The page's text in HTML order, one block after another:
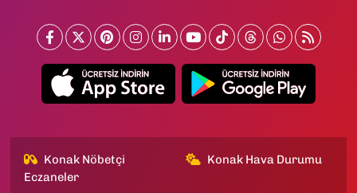
Konak Nöbetçi
Eczaneler
Konak Hava Durumu